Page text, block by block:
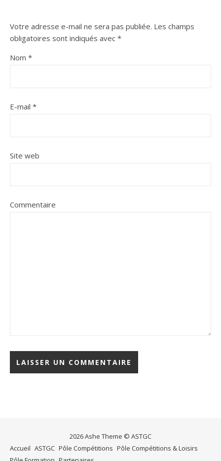
Votre adresse e-mail ne sera pas publiée. Les champs
obligatoires sont indiqués avec *
Nom *
E-mail *
Site web
Commentaire
2026 Ashe Theme © ASTGC
Accueil ASTGC Pôle Compétitions Pôle Compétitions & Loisirs